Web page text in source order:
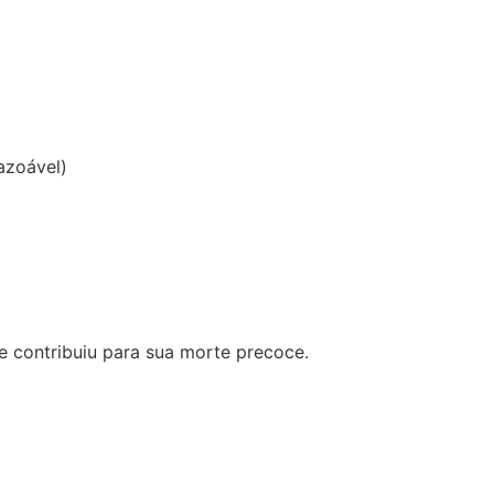
contribuiu para sua morte precoce.